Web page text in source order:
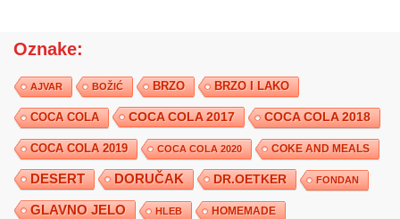
Oznake:
AJVAR BOŽIĆ BRZO BRZO I LAKO
COCA COLA COCA COLA 2017 COCA COLA 2018
COCA COLA 2019 COCA COLA 2020 COKE AND MEALS
DESERT DORUČAK DR.OETKER FONDAN
GLAVNO JELO HLEB HOMEMADE